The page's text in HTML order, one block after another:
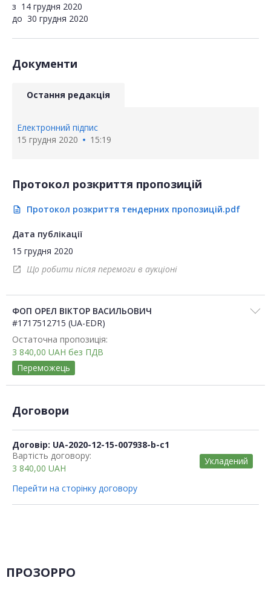
з 14 грудня 2020
до 30 грудня 2020
Документи
Остання редакція
Електронний підпис
15 грудня 2020
15:19
Протокол розкриття пропозицій
description Протокол розкриття тендерних пропозицій.pdf
Дата публікації
15 грудня 2020
open_in_new Що робити після перемоги в аукціоні
ФОП ОРЕЛ ВІКТОР ВАСИЛЬОВИЧ
#1717512715 (UA-EDR)
Остаточна пропозиція:
3 840,00 UAH без ПДВ
Переможець
Договори
Договір: UA-2020-12-15-007938-b-c1
Вартість договору:
3 840,00 UAH
Укладений
Перейти на сторінку договору
ПРОЗОРРО